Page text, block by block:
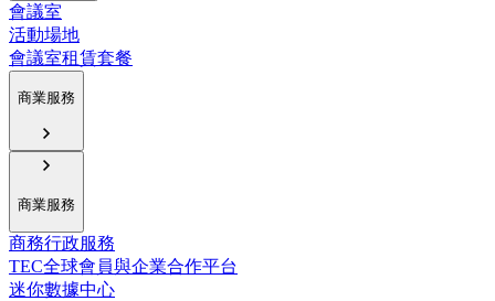
會議室
活動場地
會議室租賃套餐
商業服務
商業服務
商務行政服務
TEC全球會員與企業合作平台
迷你數據中心